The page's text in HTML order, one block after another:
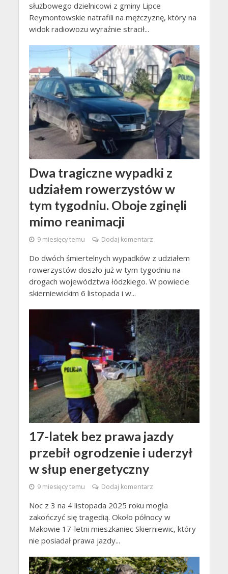
służbowego dzielnicowi z gminy Lipce
Reymontowskie natrafili na mężczyznę, który na
widok radiowozu wyraźnie stracił...
Dwa tragiczne wypadki z
udziałem rowerzystów w
tym tygodniu. Oboje zginęli
mimo reanimacji
9 miesięcy temu Dodaj komentarz
Do dwóch śmiertelnych wypadków z udziałem
rowerzystów doszło już w tym tygodniu na
drogach województwa łódzkiego. W powiecie
skierniewickim 6 listopada i w...
17-latek bez prawa jazdy
przebił ogrodzenie i uderzył
w słup energetyczny
9 miesięcy temu Dodaj komentarz
Noc z 3 na 4 listopada 2025 roku mogła
zakończyć się tragedią. Około północy w
Makowie 17-letni mieszkaniec Skierniewic, który
nie posiadał prawa jazdy...